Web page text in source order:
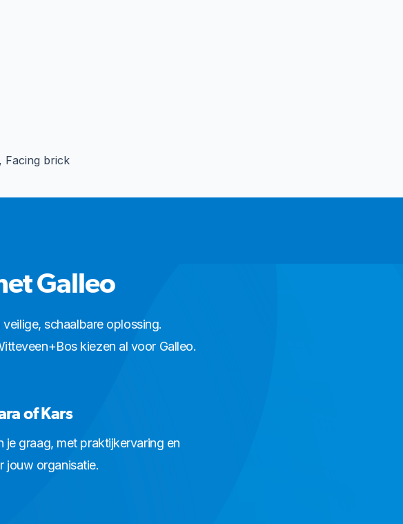
Facing brick
Galleo
schaalbare oplossing.
kiezen al voor Galleo.
of Kars
graag, met praktijkervaring en
jouw organisatie.